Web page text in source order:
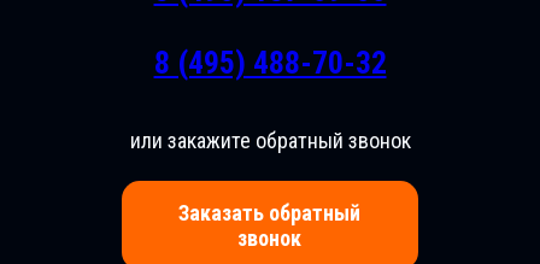
8 (495) 488-70-32
или закажите обратный звонок
Заказать обратный
звонок